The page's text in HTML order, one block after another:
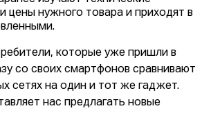
цены нужного товара и приходят в
которые уже пришли в
со своих смартфонов сравнивают
сетях на один и тот же гаджет.
нас предлагать новые